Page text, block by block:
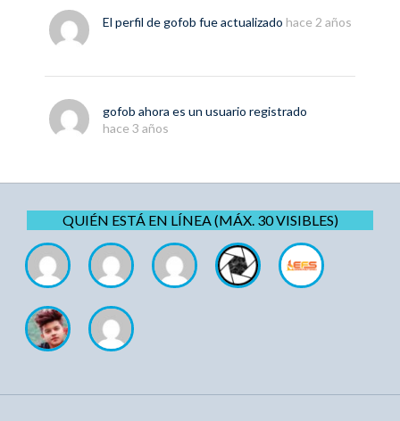
El perfil degofob fue actualizado hace 2 años
gofob ahora es un usuario registrado
hace 3 años
QUIÉN ESTÁ EN LÍNEA (MÁX. 30 VISIBLES)